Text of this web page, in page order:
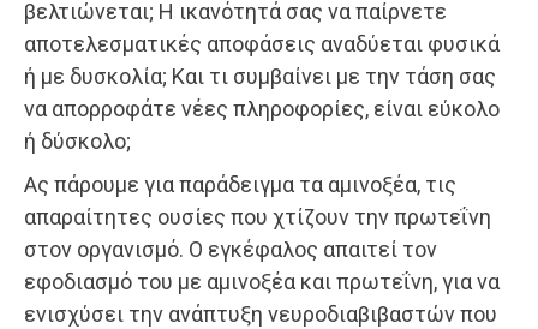
βελτιώνεται; Η ικανότητά σας να παίρνετε
αποτελεσματικές αποφάσεις αναδύεται φυσικά
ή με δυσκολία; Και τι συμβαίνει με την τάση σας
να απορροφάτε νέες πληροφορίες, είναι εύκολο
ή δύσκολο;
Ας πάρουμε για παράδειγμα τα αμινοξέα, τις
απαραίτητες ουσίες που χτίζουν την πρωτεΐνη
στον οργανισμό. Ο εγκέφαλος απαιτεί τον
εφοδιασμό του με αμινοξέα και πρωτεΐνη, για να
ενισχύσει την ανάπτυξη νευροδιαβιβαστών που